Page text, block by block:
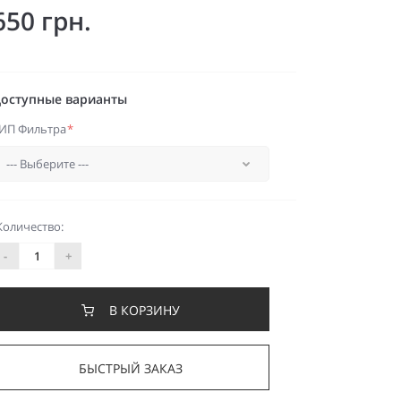
грн.
варианты
Фильтра*
-
+
В КОРЗИНУ
БЫСТРЫЙ ЗАКАЗ